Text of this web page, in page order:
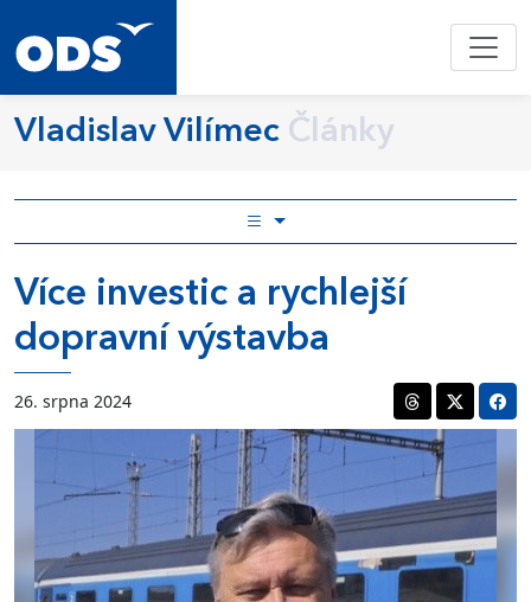
Vladislav Vilímec Články
Více investic a rychlejší
dopravní výstavba
26. srpna 2024